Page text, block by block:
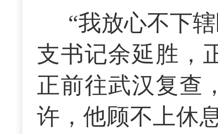
“我放心不下
支书记余延胜，
正前往武汉复查
许，他顾不上休